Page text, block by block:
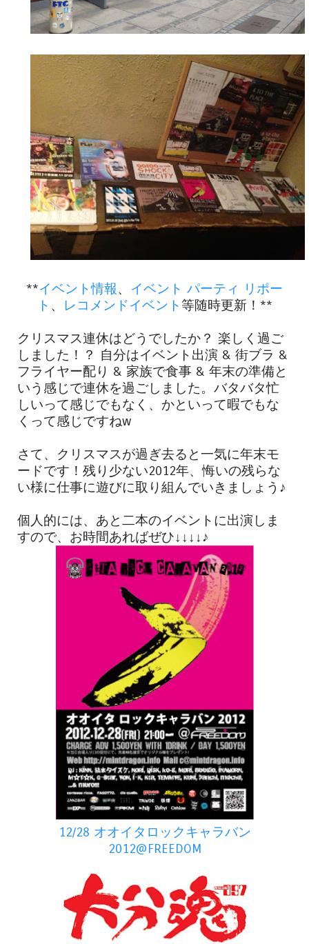
**イベント情報、 イベント パーティ リポー
ト 、 レコメンドイベント等随時更新！**
クリスマス連休はどうでしたか？ 楽しく過ご
しました！？ 自分はイベント出演 & 街ブラ &
フライヤー配り & 家族で食事 & 年末の準備と
いう感じで連休を過ごしました。バタバタ忙
しいって感じでもなく、かといって暇でもな
くって感じですねw
さて、クリスマスが過ぎ去ると一気に年末モ
ードです！残り少ない2012年、悔いの残らな
い様に仕事に遊びに取り組んでいきましょう♪
個人的には、あと二本のイベントに出演しま
すので、お時間あればぜひ↓↓↓↓♪
12/28 オオイタロックキャラバン
2012@FREEDOM